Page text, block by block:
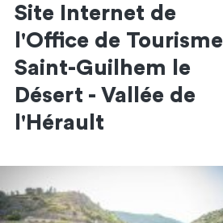
Site Internet de
l'Office de Tourisme
Saint-Guilhem le
Désert - Vallée de
l'Hérault